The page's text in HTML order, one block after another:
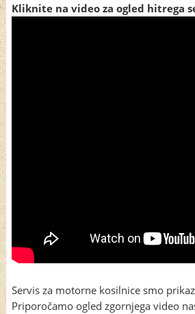
Kliknite na video za ogled hitrega
Servis za motorne kosilnice smo
Priporočamo ogled zgornjega video